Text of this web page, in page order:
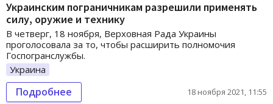
Украинским пограничникам разрешили применять
силу, оружие и технику
В четверг, 18 ноября, Верховная Рада Украины
проголосовала за то, чтобы расширить полномочия
Госпогранслужбы.
Украина
Подробнее 18 ноября 2021, 11:55